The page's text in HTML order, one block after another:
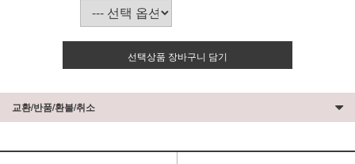
선택상품 장바구니 담기
교환/반품/환불/취소